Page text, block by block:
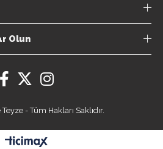
Olun
- Tüm Hakları Saklıdır.